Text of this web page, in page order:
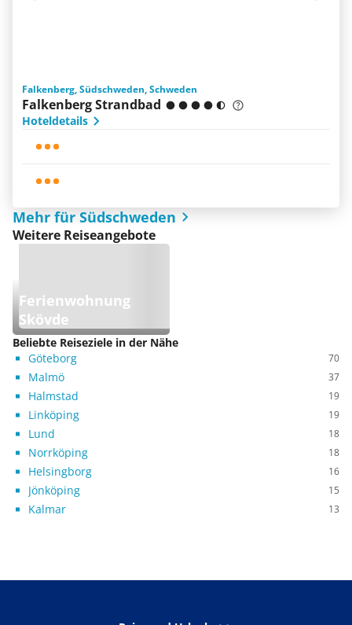
Falkenberg, Südschweden, Schweden
Falkenberg Strandbad
Hoteldetails
Mehr für Südschweden
Weitere Reiseangebote
Ferienwohnung
Skövde
Beliebte Reiseziele in der Nähe
Göteborg
70
Malmö 37
Halmstad 19
Linköping 19
Lund 18
Norrköping 18
Helsingborg 16
Jönköping 15
Kalmar 13